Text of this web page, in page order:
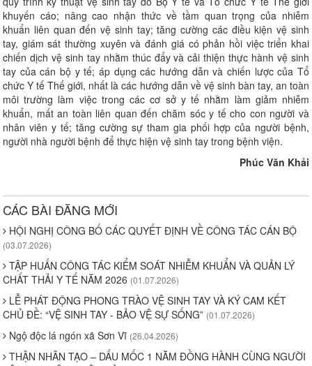
khuyến cáo; nâng cao nhận thức về tầm quan trọng của nhiễm
khuẩn liên quan đến vệ sinh tay; tăng cường các điều kiện vệ sinh
tay, giám sát thường xuyên và đánh giá có phản hồi việc triển khai
chiến dịch vệ sinh tay nhằm thúc đẩy và cải thiện thực hành vệ sinh
tay của cán bộ y tế; áp dụng các hướng dẫn và chiến lược của Tổ
chức Y tế Thế giới, nhất là các hướng dẫn về vệ sinh bàn tay, an toàn
môi trường làm việc trong các cơ sở y tế nhằm làm giảm nhiễm
khuẩn, mất an toàn liên quan đến chăm sóc y tế cho con người và
nhân viên y tế; tăng cường sự tham gia phối hợp của người bệnh,
người nhà người bệnh để thực hiện vệ sinh tay trong bệnh viện.
Phúc Văn Khải
CÁC BÀI ĐĂNG MỚI
HỘI NGHỊ CÔNG BỐ CÁC QUYẾT ĐỊNH VỀ CÔNG TÁC CÁN BỘ
(03.07.2026)
TẬP HUẤN CÔNG TÁC KIỂM SOÁT NHIỄM KHUẨN VÀ QUẢN LÝ
CHẤT THẢI Y TẾ NĂM 2026 (01.07.2026)
LỄ PHÁT ĐỘNG PHONG TRÀO VỆ SINH TAY VÀ KÝ CAM KẾT
CHỦ ĐỀ: “VỆ SINH TAY - BẢO VỆ SỰ SỐNG” (01.07.2026)
Ngộ độc lá ngón xã Sơn Vĩ (26.04.2026)
THẬN NHÂN TẠO – DẤU MỐC 1 NĂM ĐỒNG HÀNH CÙNG NGƯỜI